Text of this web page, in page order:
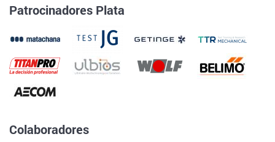
Patrocinadores Plata
Colaboradores